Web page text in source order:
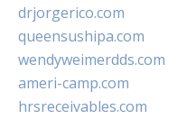
drjorgerico.com
queensushipa.com
wendyweimerdds.com
ameri-camp.com
hrsreceivables.com